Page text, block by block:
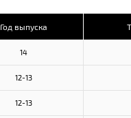
Год выпуска
14
12-13
12-13